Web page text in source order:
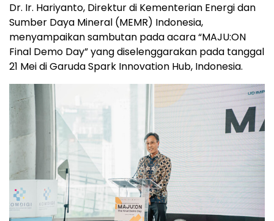
Dr. Ir. Hariyanto, Direktur di Kementerian Energi dan
Sumber Daya Mineral (MEMR) Indonesia,
menyampaikan sambutan pada acara “MAJU:ON
Final Demo Day” yang diselenggarakan pada tanggal
21 Mei di Garuda Spark Innovation Hub, Indonesia.